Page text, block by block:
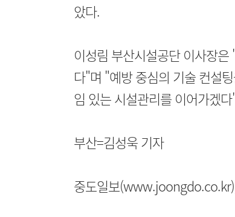
았다.
이성림 부산시설공단 이사장
다"며 "예방 중심의 기술 컨설
임 있는 시설관리를 이어가겠
부산=김성욱 기자
중도일보